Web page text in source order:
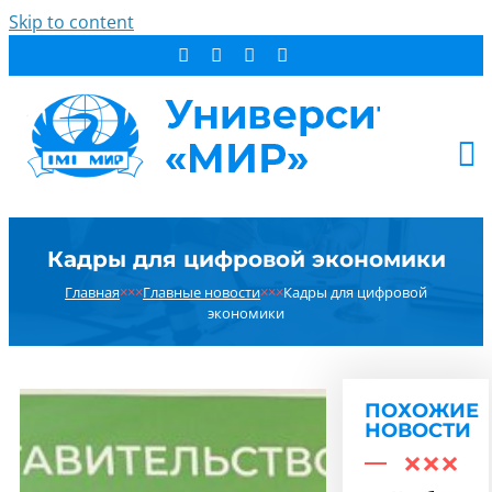
Skip to content
СТУДЕНТУ
ДОПОБРАЗОВАНИЕ
КОНТАКТЫ
РЕЗУЛЬТАТ ПОИСКА:
Кадры для цифровой экономики
Главная×××Главные новости×××Кадры для цифровой
экономики
ПОХОЖИЕ
НОВОСТИ